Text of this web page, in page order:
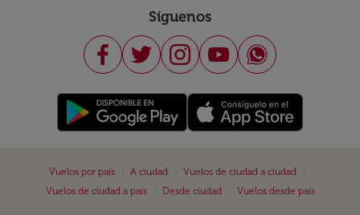
Síguenos
Vuelos por país A ciudad Vuelos de ciudad a ciudad
Vuelos de ciudad a país
Desde ciudad Vuelos desde país